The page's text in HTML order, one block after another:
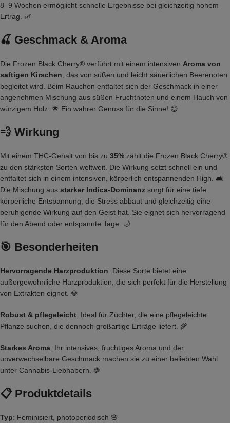
8–9 Wochen ermöglicht schnelle Ergebnisse bei gleichzeitig hohem
Ertrag. 🌿
🍒 Geschmack & Aroma
Die Frozen Black Cherry® verführt mit einem intensiven Aroma von
saftigen Kirschen, das von süßen und leicht säuerlichen Beerenoten
begleitet wird. Beim Rauchen entfaltet sich der Geschmack in einer
angenehmen Mischung aus süßen Fruchtnoten und einem Hauch von
würzigem Holz. 🌟 Ein wahrer Genuss für die Sinne! 😋
💨 Wirkung
Mit einem THC-Gehalt von bis zu 35% zählt die Frozen Black Cherry®
zu den stärksten Sorten weltweit. Die Wirkung setzt schnell ein und
entfaltet sich in einem intensiven, körperlich entspannenden High. 🛋️
Die Mischung aus starker Indica-Dominanz sorgt für eine tiefe
körperliche Entspannung, die Stress abbaut und gleichzeitig eine
beruhigende Wirkung auf den Geist hat. Sie eignet sich hervorragend
für den Abend oder entspannte Tage. 🌙
🎯 Besonderheiten
Hervorragende Harzproduktion: Diese Sorte bietet eine
außergewöhnliche Harzproduktion, die sich perfekt für die Herstellung
von Extrakten eignet. 💎
Robust & pflegeleicht: Ideal für Züchter, die eine pflegeleichte
Pflanze suchen, die dennoch großartige Erträge liefert. 🌾
Starkes Aroma: Ihr intensives, fruchtiges Aroma und der
unverwechselbare Geschmack machen sie zu einer beliebten Wahl
unter Cannabis-Liebhabern. 🍇
📋 Produktdetails
Typ: Feminisiert, photoperiodisch 🌸